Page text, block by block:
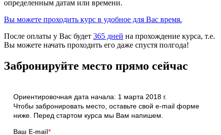
определенным датам или времени.
Вы можете проходить курс в удобное для Вас время.
После оплаты у Вас будет 365 дней на прохождение курса, т.е.
Вы можете начать проходить его даже спустя полгода!
Забронируйте место прямо сейчас
Ориентировочная дата начала: 1 марта 2018 г.
Чтобы забронировать место, оставьте свой e-mail форме
ниже. Перед стартом курса мы Вам напишем.
Ваш E-mail *